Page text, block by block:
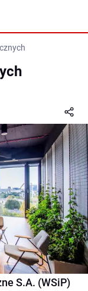
S.A. (WSiP)